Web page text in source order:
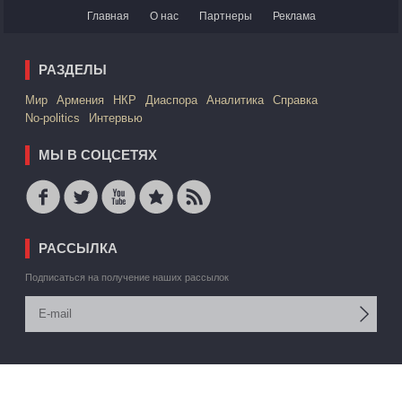
Главная О нас Партнеры Реклама
РАЗДЕЛЫ
Mир Армения НКР Диаспора Аналитика
Справка
No-politics
Интервью
МЫ В СОЦСЕТЯХ
РАССЫЛКА
Подписаться на получение наших рассылок